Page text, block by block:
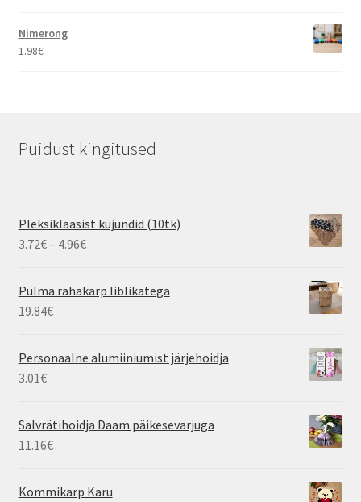
Nimerong
1.98€
Puidust kingitused
Pleksiklaasist kujundid (10tk)
3.72€– 4.96€Hinnavahemik:
4.96€
Pulma rahakarp liblikatega
19.84€
Personaalne alumiiniumist järjehoidja
3.01€
Salvrätihoidja Daam päikesevarjuga
11.16€
Kommikarp Karu